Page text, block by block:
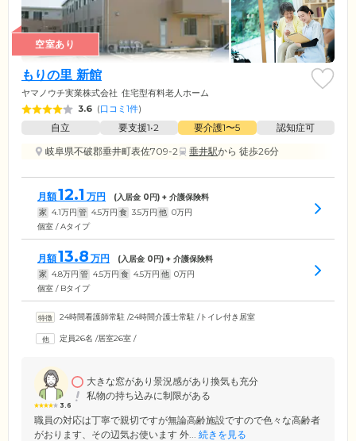
空室あり
もりの里 新館
ヤマノウチ実業株式会社 住宅型有料老人ホーム
3.6 (口コミ1件)
自立 要支援1•2 要介護1〜5
認知症可
岐阜県不破郡垂井町表佐709-2
垂井駅から 徒歩26分
月額12.1 万円 (入居金 0円) + 介護保険料
家 4.1万円 管 4.5万円 食 3.5万円 他 0万円
個室 / Aタイプ
月額13.8 万円 (入居金 0円) + 介護保険料
家 4.8万円 管 4.5万円 食 4.5万円 他 0万円
個室 / Bタイプ
24時間看護師常駐 /24時間介護士常駐 /トイレ付き居室
定員26名 /居室26室 /
3.6
大きな窓があり景況感があり換気も充分
私物の持ち込みに制限がある
職員の対応は丁寧で親切ですが無論高齢施設ですので色々な高齢者
がおります、その辺気お使います 外... 続きを見る